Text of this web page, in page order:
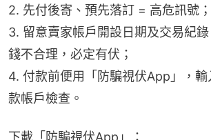
2. 先付後寄、預先落訂 = 高危訊號；
3. 留意賣家帳戶開設日期及交易紀
錢不合理，必定有伏；
4. 付款前便用「防騙視伏App」，
款帳戶檢查。